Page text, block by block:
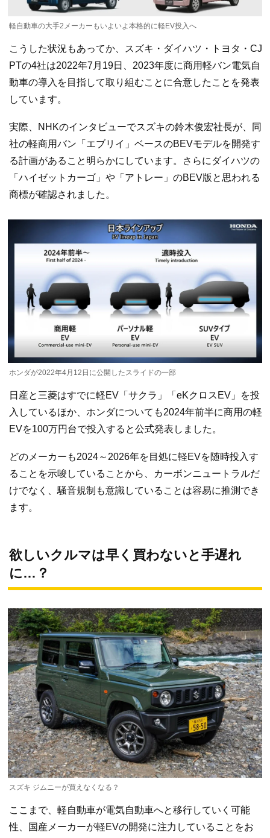
軽自動車の大手2メーカーもいよいよ本格的に軽EV投入へ
こうした状況もあってか、スズキ・ダイハツ・トヨタ・CJ
PTの4社は2022年7月19日、2023年度に商用軽バン電気自
動車の導入を目指して取り組むことに合意したことを発表
しています。
実際、NHKのインタビューでスズキの鈴木俊宏社長が、同
社の軽商用バン「エブリイ」ベースのBEVモデルを開発す
る計画があること明らかにしています。さらにダイハツの
「ハイゼットカーゴ」や「アトレー」のBEV版と思われる
商標が確認されました。
ホンダが2022年4月12日に公開したスライドの一部
日産と三菱はすでに軽EV「サクラ」「eKクロスEV」を投
入しているほか、ホンダについても2024年前半に商用の軽
EVを100万円台で投入すると公式発表しました。
どのメーカーも2024～2026年を目処に軽EVを随時投入す
ることを示唆していることから、カーボンニュートラルだ
けでなく、騒音規制も意識していることは容易に推測でき
ます。
欲しいクルマは早く買わないと手遅れ
に…？
スズキ ジムニーが買えなくなる？
ここまで、軽自動車が電気自動車へと移行していく可能
性、国産メーカーが軽EVの開発に注力していることをお